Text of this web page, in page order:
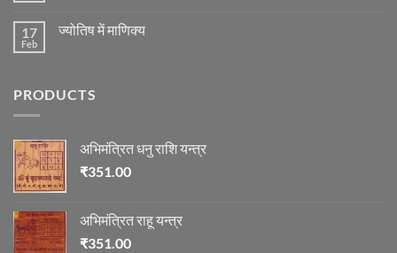
विचार
ज्योतिष
रुद्राक्ष
17
Feb
ज्योतिष में माणिक्य
में
PRODUCTS
अभिमंत्रित धनु राशि यन्त्र
₹351.00
अभिमंत्रित राहू यन्त्र
₹351.00